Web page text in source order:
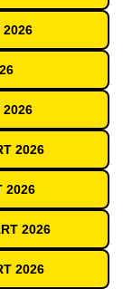
2026
2026
2026
2026
2026
2026